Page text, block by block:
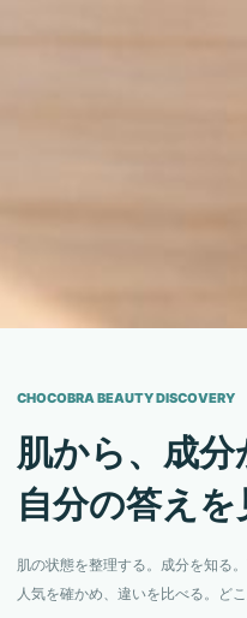
CHOCOBRA BEAUTY DISCOVERY
肌から、成分
自分の答えを
肌の状態を整理する。成分を知る
人気を確かめ、違いを比べる。ど